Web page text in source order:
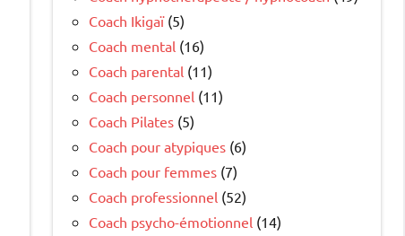
Coach Ikigaï(5)
Coach mental (16)
Coach parental (11)
Coach personnel (11)
Coach Pilates (5)
Coach pour atypiques (6)
Coach pour femmes (7)
Coach professionnel (52)
Coach psycho-émotionnel (14)